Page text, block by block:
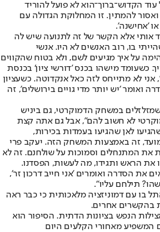
הקדוש־ברוך־הוא לא פועל להוריד
להמתין. זו המחלוקת הגדולה עם
'אחישנה'.
אותי אלא הקשר של זה לתנועה שיש לה
בו, רוב האנשים לא היו. אנשי
על איך מגיעים לשם, ולא בטוח שהקווים
כשעומד מישהו בכנס 'דורשי ציון' בכנסת
אני לא מתייחס לזה כאל אנקדוטה. כשעציון
ואומר 'יש יותר מדי גויים בירושלים', זה
במשחק הדמוקרטי, גם ביניש
לא חשוב להם", אבל גם אתה קצת
לאן שהגיעו בעמדות בכירות,
זה באמצעות המשחק הזה. יעקב פרי
את המתנחלים וסמוכות על שולחנם. זה לא
את הראש ותגידו, מה לעשות, הפסדנו.
את הסדרה ואומרים 'אני חייב דרכון זר',
תילחם עליו".
בו עם דמוניזציה מלאכותית כי כבר ראה
בהקשרים אחרים.
הנפש בציונות הדתית. הסיפור הוא
המשפיע מאחורי הקלעים היום